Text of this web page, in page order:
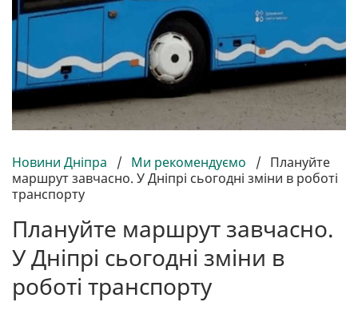
Новини Дніпра / Ми рекомендуємо / Плануйте
маршрут завчасно. У Дніпрі сьогодні зміни в роботі
транспорту
Плануйте маршрут завчасно.
У Дніпрі сьогодні зміни в
роботі транспорту